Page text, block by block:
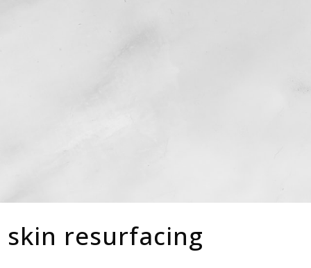
skin resurfacing